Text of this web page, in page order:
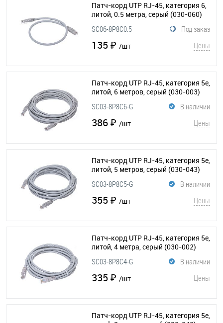
Патч-корд UTP RJ-45, категория 6,
литой, 0.5 метра, серый (030-060)
Под заказ
SC06-8P8C0.5
135 ₽ /шт Цены
Патч-корд UTP RJ-45, категория 5e,
литой, 6 метров, серый (030-003)
В наличии
SC03-8P8C6-G
386 ₽ /шт Цены
Патч-корд UTP RJ-45, категория 5e,
литой, 5 метров, серый (030-043)
В наличии
SC03-8P8C5-G
355 ₽ /шт Цены
Патч-корд UTP RJ-45, категория 5e,
литой, 4 метра, серый (030-002)
В наличии
SC03-8P8C4-G
335 ₽ /шт Цены
Патч-корд UTP RJ-45, категория 5e,